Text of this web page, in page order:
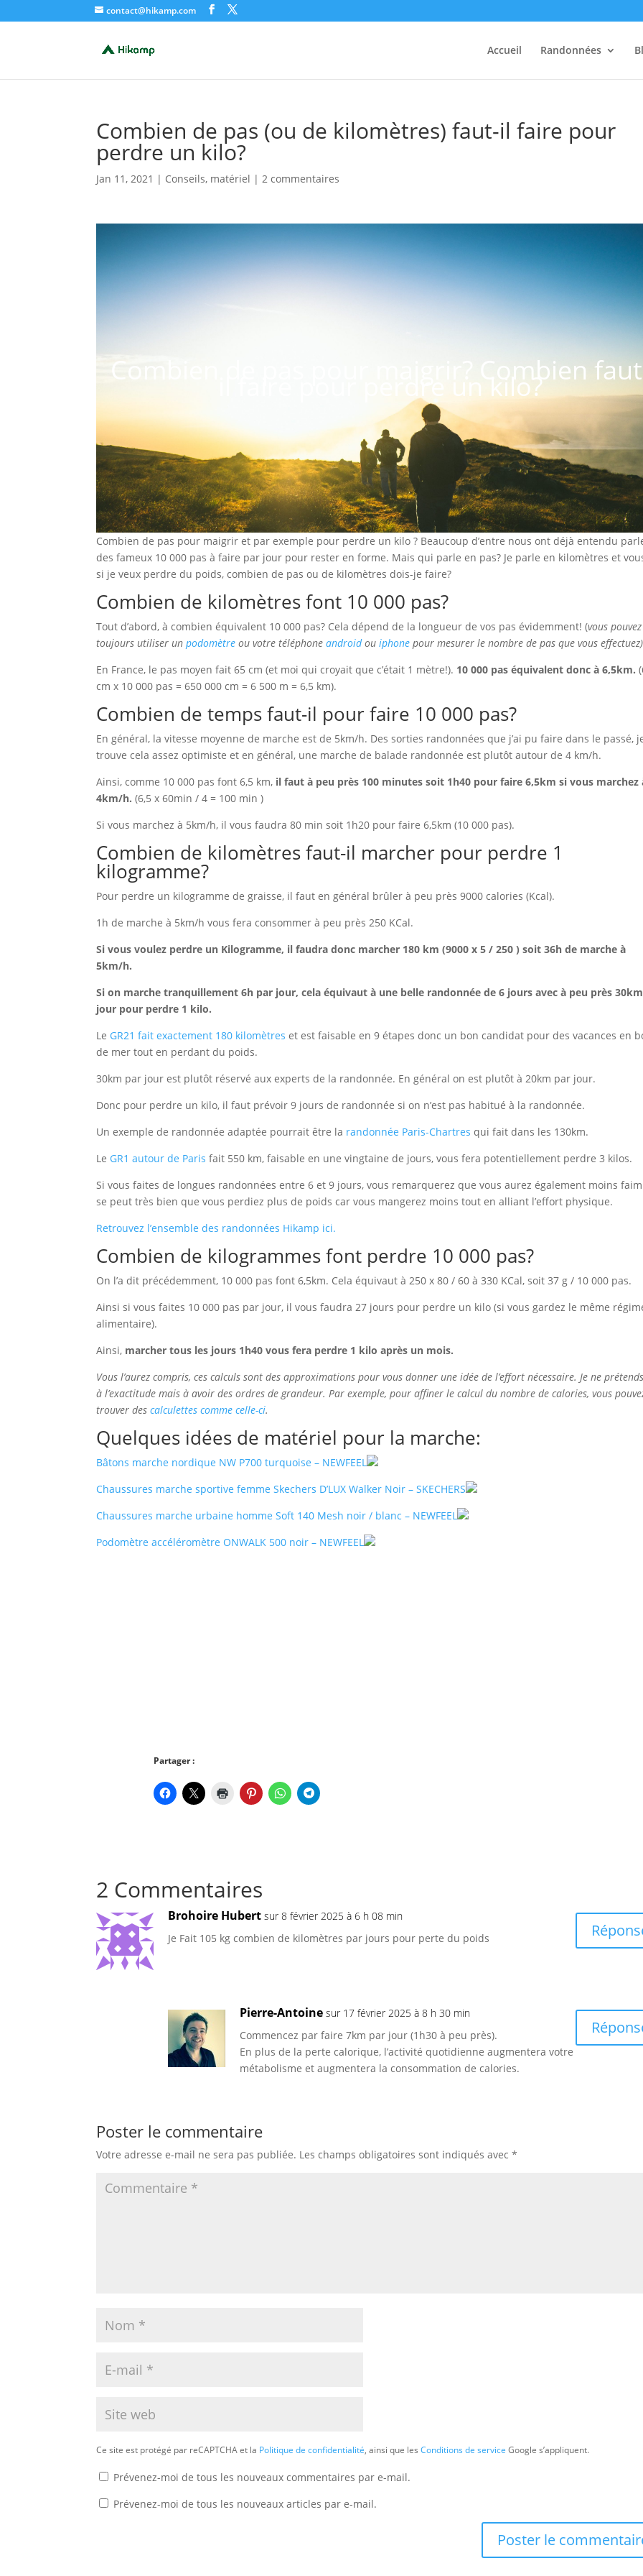
contact@hikamp.com
Accueil Randonnées
Combien de pas (ou de kilomètres) faut-il faire pour
perdre un kilo?
Jan 11, 2021 | Conseils, matériel |2 commentaires
Combien de pas pour maigrir? Combien
il faire pour perdre un kilo?
Combien de pas pour maigrir et par exemple pour perdre un kilo ? Beaucoup d’entre nous ont déjà entendu
des fameux 10 000 pas à faire par jour pour rester en forme. Mais qui parle en pas? Je parle en kilomètres et
si je veux perdre du poids, combien de pas ou de kilomètres dois-je faire?
Combien de kilomètres font 10 000 pas?
Tout d’abord, à combien équivalent 10 000 pas? Cela dépend de la longueur de vos pas évidemment! (vous pouvez
toujours utiliser unpodomètre ou votre téléphoneandroidouiphone pour mesurer le nombre de pas que vous effectuez)
En France, le pas moyen fait 65 cm (et moi qui croyait que c’était 1 mètre!). 10 000 pas équivalent donc à 6,5km.
cm x 10 000 pas = 650 000 cm = 6 500 m = 6,5 km).
Combien de temps faut-il pour faire 10 000 pas?
En général, la vitesse moyenne de marche est de 5km/h. Des sorties randonnées que j’ai pu faire dans le passé,
trouve cela assez optimiste et en général, une marche de balade randonnée est plutôt autour de 4 km/h.
Ainsi, comme 10 000 pas font 6,5 km, il faut à peu près 100 minutes soit 1h40 pour faire 6,5km si vous marchez
4km/h. (6,5 x 60min / 4 = 100 min )
Si vous marchez à 5km/h, il vous faudra 80 min soit 1h20 pour faire 6,5km (10 000 pas).
Combien de kilomètres faut-il marcher pour perdre 1
kilogramme?
Pour perdre un kilogramme de graisse, il faut en général brûler à peu près 9000 calories (Kcal).
1h de marche à 5km/h vous fera consommer à peu près 250 KCal.
Si vous voulez perdre un Kilogramme, il faudra donc marcher 180 km (9000 x 5 / 250 ) soit 36h de marche à
5km/h.
Si on marche tranquillement 6h par jour, cela équivaut à une belle randonnée de 6 jours avec à peu près
jour pour perdre 1 kilo.
Le GR21 fait exactement 180 kilomètres et est faisable en 9 étapes donc un bon candidat pour des vacances en
de mer tout en perdant du poids.
30km par jour est plutôt réservé aux experts de la randonnée. En général on est plutôt à 20km par jour.
Donc pour perdre un kilo, il faut prévoir 9 jours de randonnée si on n’est pas habitué à la randonnée.
Un exemple de randonnée adaptée pourrait être la randonnée Paris-Chartres qui fait dans les 130km.
Le GR1 autour de Paris fait 550 km, faisable en une vingtaine de jours, vous fera potentiellement perdre 3 kilos.
Si vous faites de longues randonnées entre 6 et 9 jours, vous remarquerez que vous aurez également moins
se peut très bien que vous perdiez plus de poids car vous mangerez moins tout en alliant l’effort physique.
Retrouvez l’ensemble des randonnées Hikamp ici.
Combien de kilogrammes font perdre 10 000 pas?
On l’a dit précédemment, 10 000 pas font 6,5km. Cela équivaut à 250 x 80 / 60 à 330 KCal, soit 37 g / 10 000 pas.
Ainsi si vous faites 10 000 pas par jour, il vous faudra 27 jours pour perdre un kilo (si vous gardez le même
alimentaire).
Ainsi, marcher tous les jours 1h40 vous fera perdre 1 kilo après un mois.
Vous l’aurez compris, ces calculs sont des approximations pour vous donner une idée de l’effort nécessaire. Je ne
à l’exactitude mais à avoir des ordres de grandeur. Par exemple, pour affiner le calcul du nombre de calories, vous
trouver descalculettes comme celle-ci.
Quelques idées de matériel pour la marche:
Bâtons marche nordique NW P700 turquoise – NEWFEEL
Chaussures marche sportive femme Skechers D’LUX Walker Noir – SKECHERS
Chaussures marche urbaine homme Soft 140 Mesh noir / blanc – NEWFEEL
Podomètre accéléromètre ONWALK 500 noir – NEWFEEL
Partager :
2 Commentaires
Brohoire Hubert sur 8 février 2025 à 6 h 08 min
Je Fait 105 kg combien de kilomètres par jours pour perte du poids
Pierre-Antoine sur 17 février 2025 à 8 h 30 min
Commencez par faire 7km par jour (1h30 à peu près).
En plus de la perte calorique, l’activité quotidienne augmentera votre
métabolisme et augmentera la consommation de calories.
Poster le commentaire
Votre adresse e-mail ne sera pas publiée. Les champs obligatoires sont indiqués avec*
Ce site est protégé par reCAPTCHA et la Politique de confidentialité , ainsi que lesConditions de service Google s’appliquent.
Prévenez-moi de tous les nouveaux commentaires par e-mail.
Prévenez-moi de tous les nouveaux articles par e-mail.